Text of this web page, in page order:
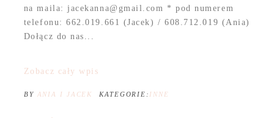
na maila: jacekanna@gmail.com * pod numerem
telefonu: 662.019.661 (Jacek) / 608.712.019 (Ania)
Dołącz do nas...
Zobacz cały wpis
BY ANIA I JACEK KATEGORIE: INNE